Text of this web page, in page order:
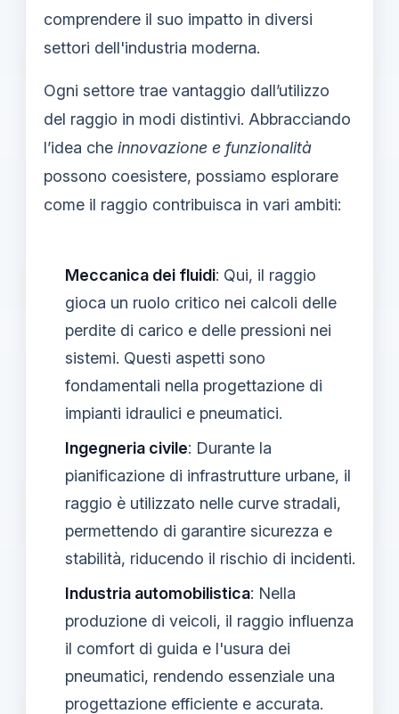
comprendere il suo impatto in diversi
settori dell'industria moderna.
Ogni settore trae vantaggio dall’utilizzo
del raggio in modi distintivi. Abbracciando
l’idea che innovazione e funzionalità
possono coesistere, possiamo esplorare
come il raggio contribuisca in vari ambiti:
Meccanica dei fluidi: Qui, il raggio
gioca un ruolo critico nei calcoli delle
perdite di carico e delle pressioni nei
sistemi. Questi aspetti sono
fondamentali nella progettazione di
impianti idraulici e pneumatici.
Ingegneria civile: Durante la
pianificazione di infrastrutture urbane, il
raggio è utilizzato nelle curve stradali,
permettendo di garantire sicurezza e
stabilità, riducendo il rischio di incidenti.
Industria automobilistica: Nella
produzione di veicoli, il raggio influenza
il comfort di guida e l'usura dei
pneumatici, rendendo essenziale una
progettazione efficiente e accurata.